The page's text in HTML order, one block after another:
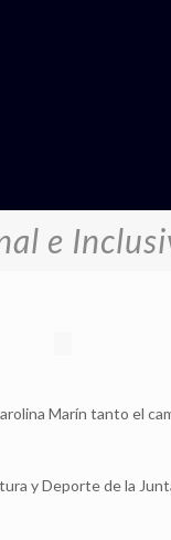
e
Marín tanto el
y Deporte de la